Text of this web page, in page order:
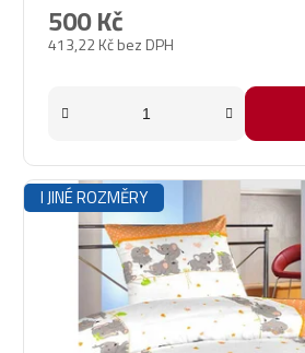
413,22 Kč bez DPH
500 Kč
I JINÉ ROZMĚRY